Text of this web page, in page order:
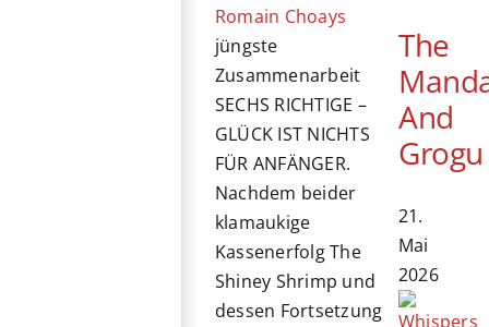
Romain Choays
jüngste
Zusammenarbeit
SECHS RICHTIGE –
GLÜCK IST NICHTS
FÜR ANFÄNGER.
Nachdem beider
klamaukige
Kassenerfolg The
Shiney Shrimp und
dessen Fortsetzung
The
And
Grogu
21.
Mai
2026